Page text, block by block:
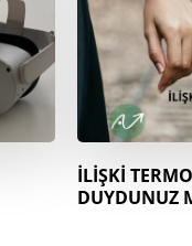
İLİŞKİ
DUYDUNUZ